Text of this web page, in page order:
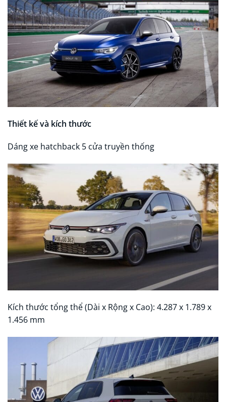
Thiết kế và kích thước
Dáng xe hatchback 5 cửa truyền thống
Kích thước tổng thể (Dài x Rộng x Cao): 4.287 x 1.789 x
1.456 mm